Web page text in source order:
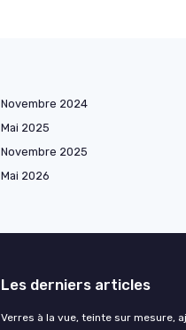
Novembre 2024
Mai 2025
Novembre 2025
Mai 2026
Les derniers articles
Verres à la vue, teinte sur mesure,